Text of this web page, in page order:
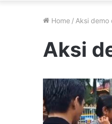
Home / Aksi demo
Aksi